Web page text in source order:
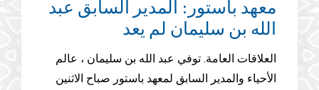
معهد باستور: المدير السابق عبد
الله بن سليمان لم يعد
العلاقات العامة. توفي عبد الله بن سليمان ، عالم
الأحياء والمدير السابق لمعهد باستور صباح الاثنين